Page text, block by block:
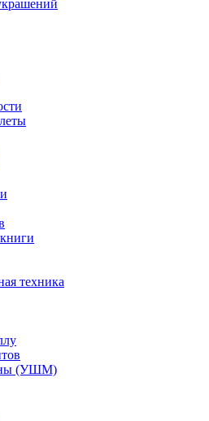
техника
(УШМ)